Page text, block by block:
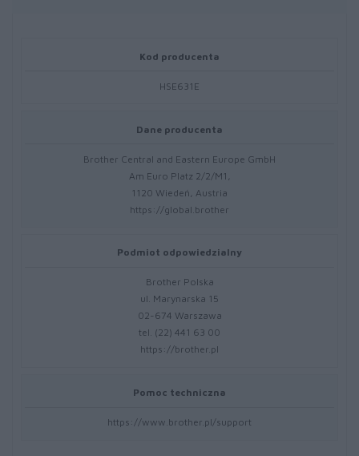
Kod producenta
HSE631E
Dane producenta
Brother Central and Eastern Europe GmbH
Am Euro Platz 2/2/M1,
1120 Wiedeń, Austria
https://global.brother
Podmiot odpowiedzialny
Brother Polska
ul. Marynarska 15
02-674 Warszawa
tel. (22) 441 63 00
https://brother.pl
Pomoc techniczna
https://www.brother.pl/support